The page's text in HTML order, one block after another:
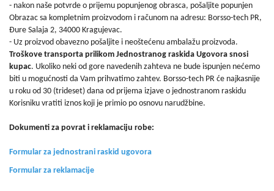
- nakon naše potvrde o prijemu popunjenog obrasca, pošaljite popunjen
Obrazac sa kompletnim proizvodom i računom na adresu: Borsso-tech PR,
Đure Salaja 2, 34000 Kragujevac.
- Uz proizvod obavezno pošaljite i neoštećenu ambalažu proizvoda.
Troškove transporta prilikom Jednostranog raskida Ugovora snosi
kupac. Ukoliko neki od gore navedenih zahteva ne bude ispunjen nećemo
biti u mogućnosti da Vam prihvatimo zahtev. Borsso-tech PR će najkasnije
u roku od 30 (trideset) dana od prijema izjave o jednostranom raskidu
Korisniku vratiti iznos koji je primio po osnovu narudžbine.
Dokumenti za povrat i reklamaciju robe:
Formular za jednostrani raskid ugovora
Formular za reklamacije